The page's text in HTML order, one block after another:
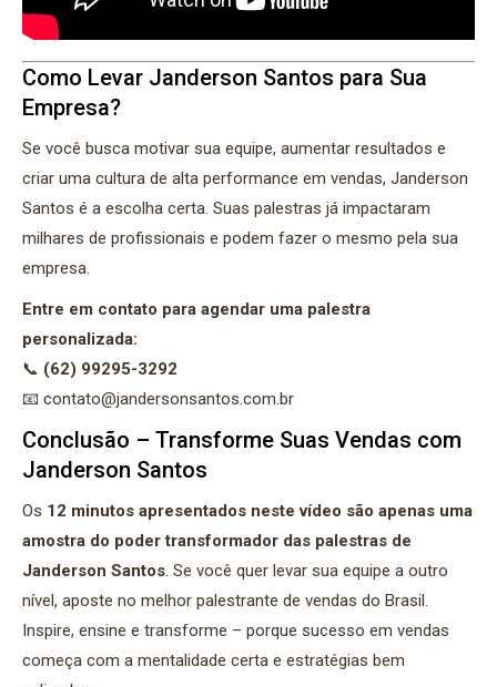
Como Levar Janderson Santos para Sua
Empresa?
Se você busca motivar sua equipe, aumentar resultados e
criar uma cultura de alta performance em vendas, Janderson
Santos é a escolha certa. Suas palestras já impactaram
milhares de profissionais e podem fazer o mesmo pela sua
empresa.
Entre em contato para agendar uma palestra
personalizada:
📞 (62) 99295-3292
📧 contato@jandersonsantos.com.br
Conclusão – Transforme Suas Vendas com
Janderson Santos
Os 12 minutos apresentados neste vídeo são apenas uma
amostra do poder transformador das palestras de
Janderson Santos. Se você quer levar sua equipe a outro
nível, aposte no melhor palestrante de vendas do Brasil.
Inspire, ensine e transforme – porque sucesso em vendas
começa com a mentalidade certa e estratégias bem